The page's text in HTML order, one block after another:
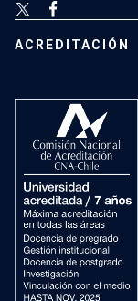
ACREDITACIÓN